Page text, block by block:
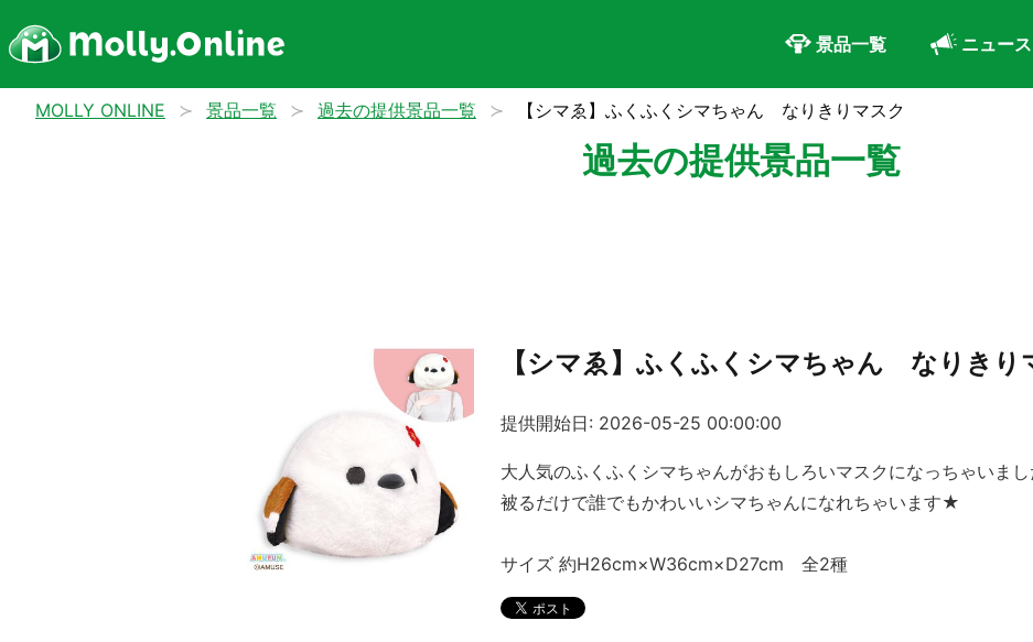
景品一覧 ニュース
MOLLY ONLINE 景品一覧 過去の提供景品一覧 【シマゑ】ふくふくシマちゃん なりきりマスク
過去の提供景品一覧
【シマゑ】ふくふくシマちゃん なりきり
提供開始日: 2026-05-25 00:00:00
大人気のふくふくシマちゃんがおもしろいマスクになっちゃいまし
被るだけで誰でもかわいいシマちゃんになれちゃいます★
サイズ 約H26cm×W36cm×D27cm 全2種